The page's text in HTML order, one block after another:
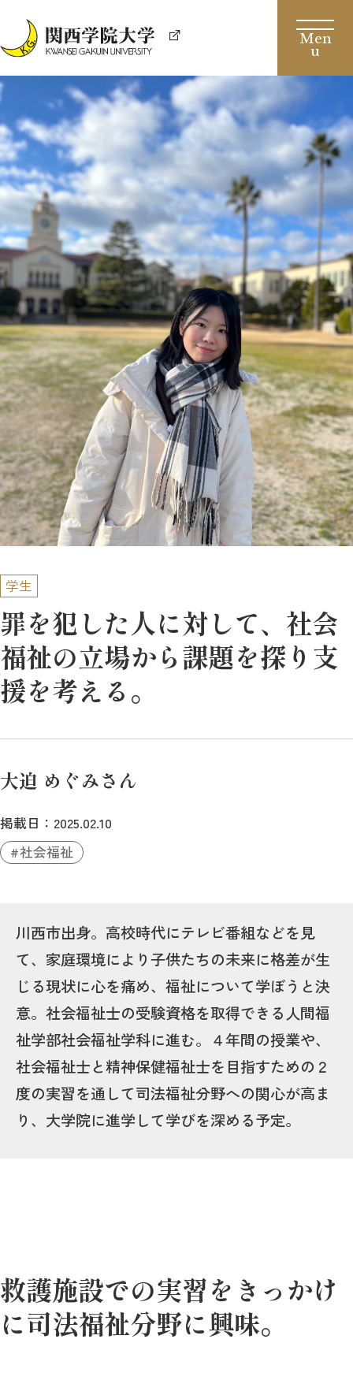
学生
罪を犯した人に対して、社会
福祉の立場から課題を探り支
援を考える。
大迫 めぐみさん
掲載日：2025.02.10
社会福祉
川西市出身。高校時代にテレビ番組などを見
て、家庭環境により子供たちの未来に格差が生
じる現状に心を痛め、福祉について学ぼうと決
意。社会福祉士の受験資格を取得できる人間福
祉学部社会福祉学科に進む。４年間の授業や、
社会福祉士と精神保健福祉士を目指すための２
度の実習を通して司法福祉分野への関心が高ま
り、大学院に進学して学びを深める予定。
救護施設での実習をきっかけ
に司法福祉分野に興味。